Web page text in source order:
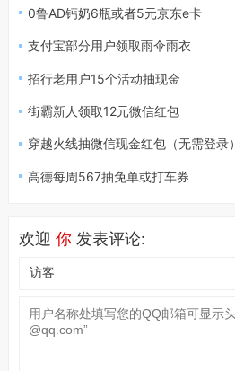
0鲁AD钙奶6瓶或者5元京东e卡
支付宝部分用户领取雨伞雨衣
招行老用户15个活动抽现金
街霸新人领取12元微信红包
穿越火线抽微信现金红包（无需登录）
高德每周567抽免单或打车券
欢迎 你发表评论: